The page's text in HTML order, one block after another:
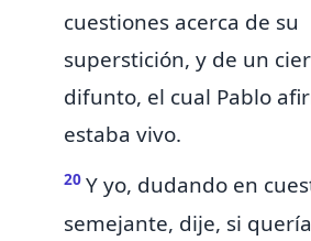
cuestiones acerca de su
superstición, y de un
difunto, el cual Pablo
estaba vivo.
20 Y yo, dudando en
semejante, dije, si